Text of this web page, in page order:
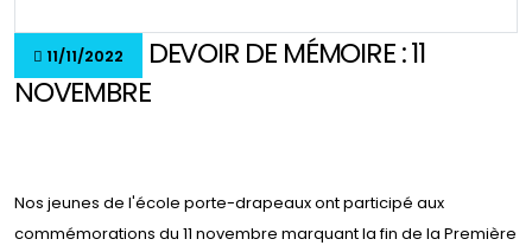
11/11/2022
DEVOIR DE MÉMOIRE : 11
NOVEMBRE
Nos jeunes de l'école porte-drapeaux ont participé aux
commémorations du 11 novembre marquant la fin de la Première